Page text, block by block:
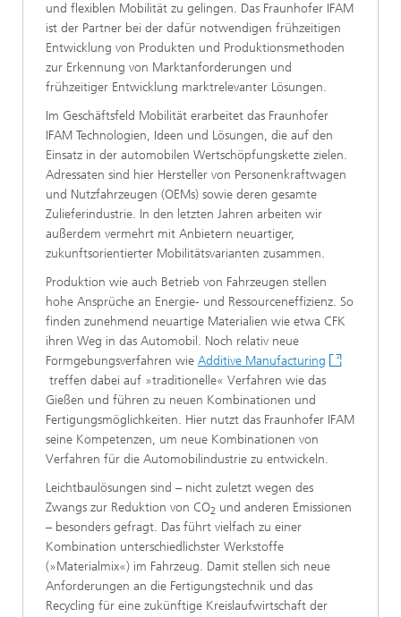
und flexiblen Mobilität zu gelingen. Das Fraunhofer IFAM
ist der Partner bei der dafür notwendigen frühzeitigen
Entwicklung von Produkten und Produktionsmethoden
zur Erkennung von Marktanforderungen und
frühzeitiger Entwicklung marktrelevanter Lösungen.
Im Geschäftsfeld Mobilität erarbeitet das Fraunhofer
IFAM Technologien, Ideen und Lösungen, die auf den
Einsatz in der automobilen Wertschöpfungskette zielen.
Adressaten sind hier Hersteller von Personenkraftwagen
und Nutzfahrzeugen (OEMs) sowie deren gesamte
Zulieferindustrie. In den letzten Jahren arbeiten wir
außerdem vermehrt mit Anbietern neuartiger,
zukunftsorientierter Mobilitätsvarianten zusammen.
Produktion wie auch Betrieb von Fahrzeugen stellen
hohe Ansprüche an Energie- und Ressourceneffizienz. So
finden zunehmend neuartige Materialien wie etwa CFK
ihren Weg in das Automobil. Noch relativ neue
Formgebungsverfahren wie Additive Manufacturing
treffen dabei auf »traditionelle« Verfahren wie das
Gießen und führen zu neuen Kombinationen und
Fertigungsmöglichkeiten. Hier nutzt das Fraunhofer IFAM
seine Kompetenzen, um neue Kombinationen von
Verfahren für die Automobilindustrie zu entwickeln.
Leichtbaulösungen sind – nicht zuletzt wegen des
Zwangs zur Reduktion von CO2 und anderen Emissionen
– besonders gefragt. Das führt vielfach zu einer
Kombination unterschiedlichster Werkstoffe
(»Materialmix«) im Fahrzeug. Damit stellen sich neue
Anforderungen an die Fertigungstechnik und das
Recycling für eine zukünftige Kreislaufwirtschaft der